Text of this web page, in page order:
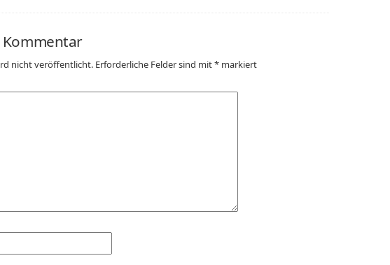
Kommentar
nicht veröffentlicht. Erforderliche Felder sind mit* markiert